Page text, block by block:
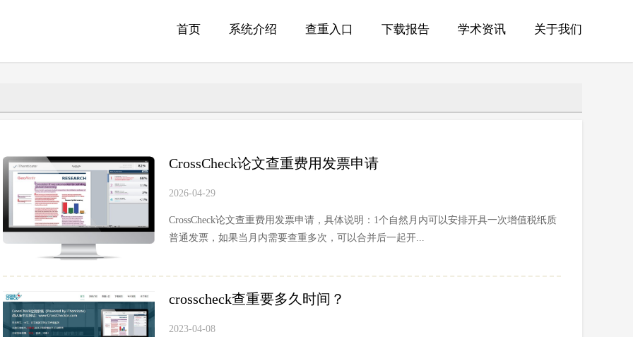
首页 系统介绍 查重入口 下载报告 学术资讯 关于我们
CrossCheck论文查重费用发票申请
2026-04-29
CrossCheck论文查重费用发票申请，具体说明：1个自然月内可以安排开具一次增值税纸质
普通发票，如果当月内需要查重多次，可以合并后一起开...
crosscheck查重要多久时间？
2023-04-08